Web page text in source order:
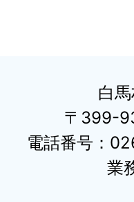
白
〒399-
電話番号：
業